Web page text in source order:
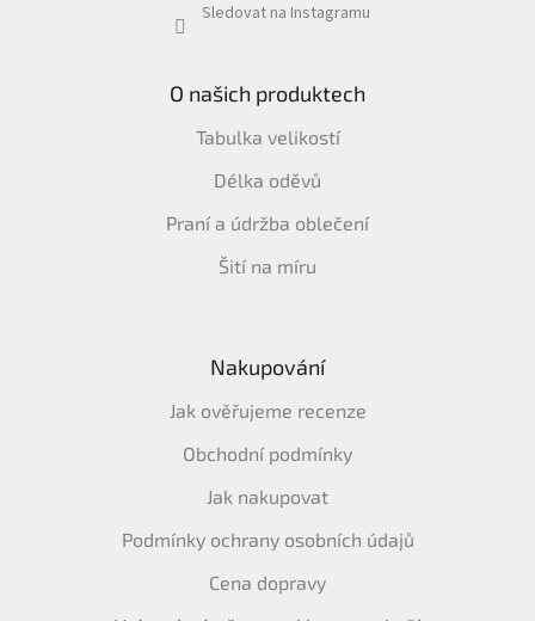
Sledovat na Instagramu
O našich produktech
Tabulka velikostí
Délka oděvů
Praní a údržba oblečení
Šití na míru
Nakupování
Jak ověřujeme recenze
Obchodní podmínky
Jak nakupovat
Podmínky ochrany osobních údajů
Cena dopravy